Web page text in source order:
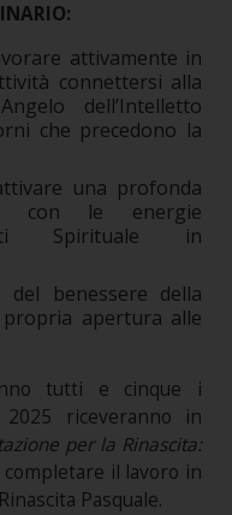
attivamente in
connettersi alla
dell’Intelletto
che precedono la
una profonda
con le energie
Spirituale in
benessere della
apertura alle
tutti e cinque i
riceveranno in
per la Rinascita:
completare il lavoro in
Pasquale.